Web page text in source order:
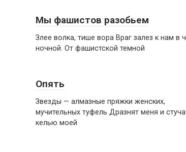
Мы фашистов разобьем
Злее волка, тише вора Враг залез к нам в
ночной. От фашистской темной
Опять
Звезды — алмазные пряжки женских,
мучительных туфель Дразнят меня и
келью моей